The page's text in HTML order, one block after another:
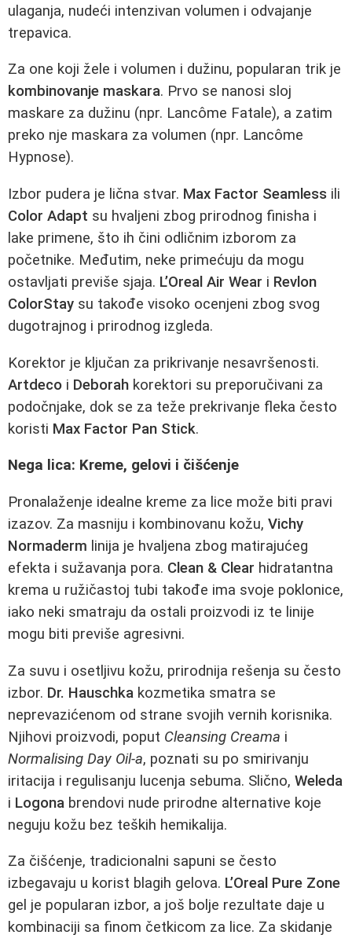
ulaganja, nudeći intenzivan volumen i odvajanje
trepavica.
Za one koji žele i volumen i dužinu, popularan trik je
kombinovanje maskara. Prvo se nanosi sloj
maskare za dužinu (npr. Lancôme Fatale), a zatim
preko nje maskara za volumen (npr. Lancôme
Hypnose).
Izbor pudera je lična stvar. Max Factor Seamless ili
Color Adapt su hvaljeni zbog prirodnog finisha i
lake primene, što ih čini odličnim izborom za
početnike. Međutim, neke primećuju da mogu
ostavljati previše sjaja. L’Oreal Air Wear i Revlon
ColorStay su takođe visoko ocenjeni zbog svog
dugotrajnog i prirodnog izgleda.
Korektor je ključan za prikrivanje nesavršenosti.
Artdeco i Deborah korektori su preporučivani za
podočnjake, dok se za teže prekrivanje fleka često
koristi Max Factor Pan Stick.
Nega lica: Kreme, gelovi i čišćenje
Pronalaženje idealne kreme za lice može biti pravi
izazov. Za masniju i kombinovanu kožu, Vichy
Normaderm linija je hvaljena zbog matirajućeg
efekta i sužavanja pora. Clean & Clear hidratantna
krema u ružičastoj tubi takođe ima svoje poklonice,
iako neki smatraju da ostali proizvodi iz te linije
mogu biti previše agresivni.
Za suvu i osetljivu kožu, prirodnija rešenja su često
izbor. Dr. Hauschka kozmetika smatra se
neprevazićenom od strane svojih vernih korisnika.
Njihovi proizvodi, poput Cleansing Creama i
Normalising Day Oil-a, poznati su po smirivanju
iritacija i regulisanju lucenja sebuma. Slično, Weleda
i Logona brendovi nude prirodne alternative koje
neguju kožu bez teških hemikalija.
Za čišćenje, tradicionalni sapuni se često
izbegavaju u korist blagih gelova. L’Oreal Pure Zone
gel je popularan izbor, a još bolje rezultate daje u
kombinaciji sa finom četkicom za lice. Za skidanje